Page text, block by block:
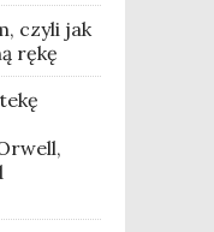
czyli jak
rękę